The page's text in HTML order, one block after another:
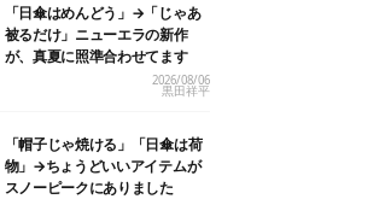
「日傘はめんどう」→「じゃあ
被るだけ」ニューエラの新作
が、真夏に照準合わせてます
2026/08/06
黒田祥平
「帽子じゃ焼ける」「日傘は荷
物」→ちょうどいいアイテムが
スノーピークにありました